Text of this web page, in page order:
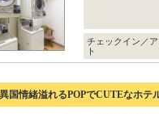
チェックイン／
ト
国情緒溢れるPOPでCUTEなホテ